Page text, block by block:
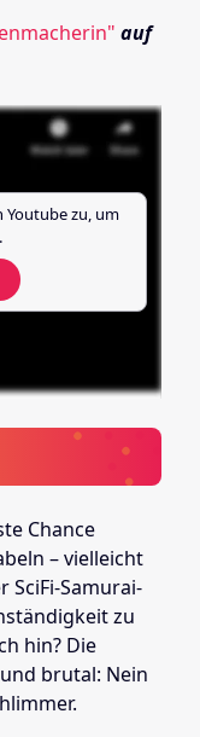
auf
Youtubezu, um
Chance
– vielleicht
SciFi-Samurai-
zu
hin? Die
brutal: Nein